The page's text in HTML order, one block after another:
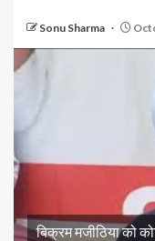
Sonu Sharma
बिक्रम मजीठिया को